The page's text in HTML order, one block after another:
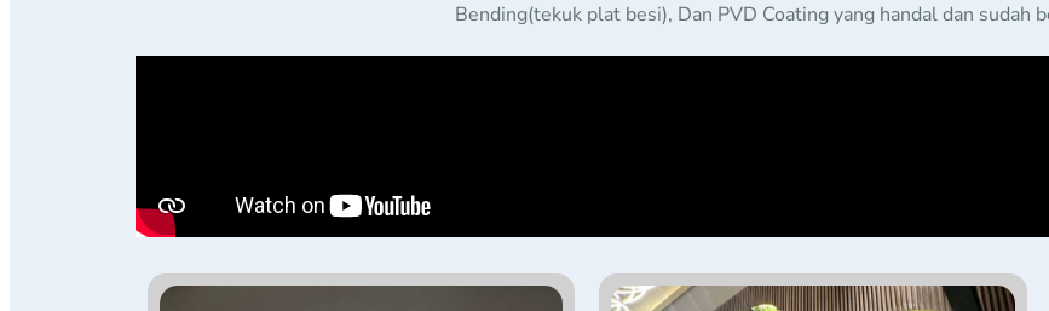
Bending(tekuk plat besi), Dan PVD Coating yang handal dan sudah